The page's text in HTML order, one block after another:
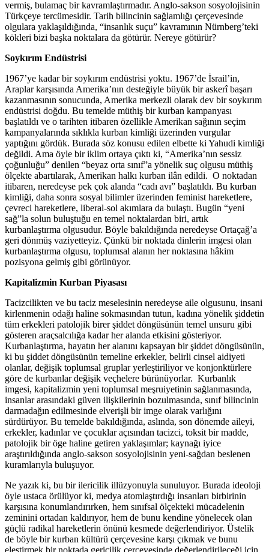
vermiş, bulamaç bir kavramlaştırmadır. Anglo-sakson sosyolojisinin
Türkçeye tercümesidir. Tarih bilincinin sağlamlığı çerçevesinde
olgulara yaklaşıldığında, “insanlık suçu” kavramının Nürnberg’teki
kökleri bizi başka noktalara da götürür. Nereye götürür?
Soykırım Endüstrisi
1967’ye kadar bir soykırım endüstrisi yoktu. 1967’de İsrail’in,
Araplar karşısında Amerika’nın desteğiyle büyük bir askerî başarı
kazanmasının sonucunda, Amerika merkezli olarak dev bir soykırım
endüstrisi doğdu. Bu temelde müthiş bir kurban kampanyası
başlatıldı ve o tarihten itibaren özellikle Amerikan sağının seçim
kampanyalarında sıklıkla kurban kimliği üzerinden vurgular
yaptığını gördük. Burada söz konusu edilen elbette ki Yahudi kimliği
değildi. Ama öyle bir iklim ortaya çıktı ki, “Amerika’nın sessiz
çoğunluğu” denilen “beyaz orta sınıf”a yönelik suç olgusu müthiş
ölçekte abartılarak, Amerikan halkı kurban ilân edildi. O noktadan
itibaren, neredeyse pek çok alanda “cadı avı” başlatıldı. Bu kurban
kimliği, daha sonra sosyal bilimler üzerinden feminist hareketlere,
çevreci hareketlere, liberal-sol akımlara da bulaştı. Bugün “yeni
sağ”la solun buluştuğu en temel noktalardan biri, artık
kurbanlaştırma olgusudur. Böyle bakıldığında neredeyse Ortaçağ’a
geri dönmüş vaziyetteyiz. Çünkü bir noktada dinlerin imgesi olan
kurbanlaştırma olgusu, toplumsal alanın her noktasına hâkim
pozisyona gelmiş gibi görünüyor.
Kapitalizmin Kurban Piyasası
Tacizcilikten ve bu taciz meselesinin neredeyse aile olgusunu, insani
kirlenmenin odağı haline sokmasından tutun, kadına yönelik şiddetin
tüm erkekleri patolojik birer şiddet döngüsünün temel unsuru gibi
gösteren araçsalcılığa kadar her alanda etkisini gösteriyor.
Kurbanlaştırma, hayatın her alanını kapsayan bir şiddet döngüsünün,
ki bu şiddet döngüsünün temeline erkekler, belirli cinsel aidiyeti
olanlar, değişik toplumsal gruplar yerleştiriliyor ve konjonktürlere
göre de kurbanlar değişik veçhelere bürünüyorlar. Kurbanlık
imgesi, kapitalizmin yeni toplumsal meşruiyetinin sağlanmasında,
insanlar arasındaki güven ilişkilerinin bozulmasında, sınıf bilincinin
darmadağın edilmesinde elverişli bir imge olarak varlığını
sürdürüyor. Bu temelde bakıldığında, aslında, son dönemde aileyi,
erkekler, kadınlar ve çocuklar açısından tacizci, toksit bir madde,
patolojik bir öge haline getiren yaklaşımlar; kaynağı iyice
araştırıldığında anglo-sakson sosyolojisinin yeni-sağdan beslenen
kuramlarıyla buluşuyor.
Ne yazık ki, bu bir ilericilik illüzyonuyla sunuluyor. Burada ideoloji
öyle ustaca örülüyor ki, medya atomlaştırdığı insanları birbirinin
karşısına konumlandırırken, hem sınıfsal ölçekteki mücadelenin
zeminini ortadan kaldırıyor, hem de bunu kendine yönelecek olan
güçlü radikal hareketlerin önünü kesmede değerlendiriyor. Üstelik
de böyle bir kurban kültürü çerçevesine karşı çıkmak ve bunu
eleştirmek bir noktada gericilik çerçevesinde değerlendirileceği için,